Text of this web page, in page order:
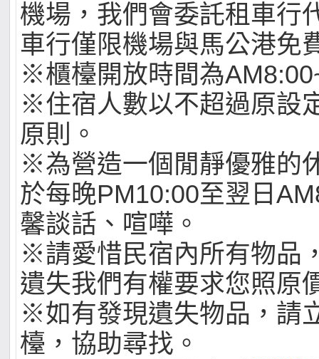
機場，我們會委託租車行
車行僅限機場與馬公港免
※櫃檯開放時間為
※住宿人數以不超過原設
原則。
※為營造一個閒靜優雅的
於每晚PM10:00至翌日
馨談話、喧嘩。
※請愛惜民宿內所有物品
遺失我們有權要求您照原
※如有發現遺失物品，請
檯，協助尋找。